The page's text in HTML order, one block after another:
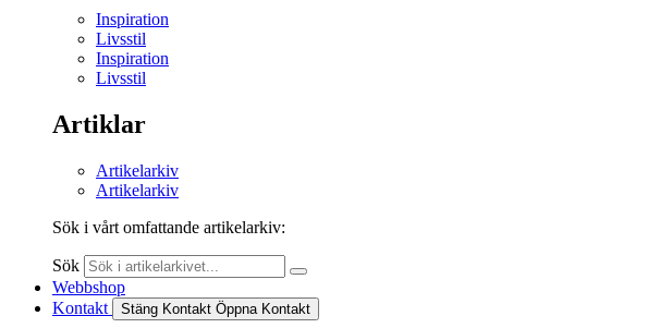
Inspiration
Livsstil
Inspiration
Livsstil
Artiklar
Artikelarkiv
Artikelarkiv
Sök i vårt omfattande artikelarkiv:
Sök
Webbshop
Kontakt
Stäng Kontakt Öppna Kontakt